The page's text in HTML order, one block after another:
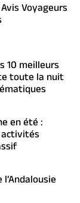
Voyageurs
10 meilleurs
toute la nuit
en été :